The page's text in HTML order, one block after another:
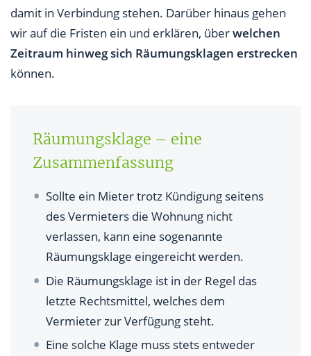
Welche Dauer nimmt die Räumungsklage ein?
FAQs zur Räumungsklage
damit in Verbindung stehen. Darüber hinaus gehen
wir auf die Fristen ein und erklären, überwelchen
Zeitraum hinweg sich Räumungsklagen erstrecken
können.
Räumungsklage – eine
Zusammenfassung
Sollte ein Mieter trotz Kündigung seitens
des Vermieters die Wohnung nicht
verlassen, kann eine sogenannte
Räumungsklage eingereicht werden.
Die Räumungsklage ist in der Regel das
letzte Rechtsmittel, welches dem
Vermieter zur Verfügung steht.
Eine solche Klage muss stets entweder